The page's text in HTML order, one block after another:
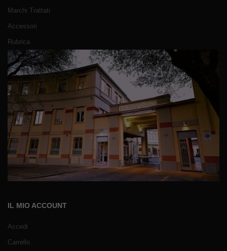
Marchi Trattati
Accessori
Rubrica
IL MIO ACCOUNT
Accedi
Carrello